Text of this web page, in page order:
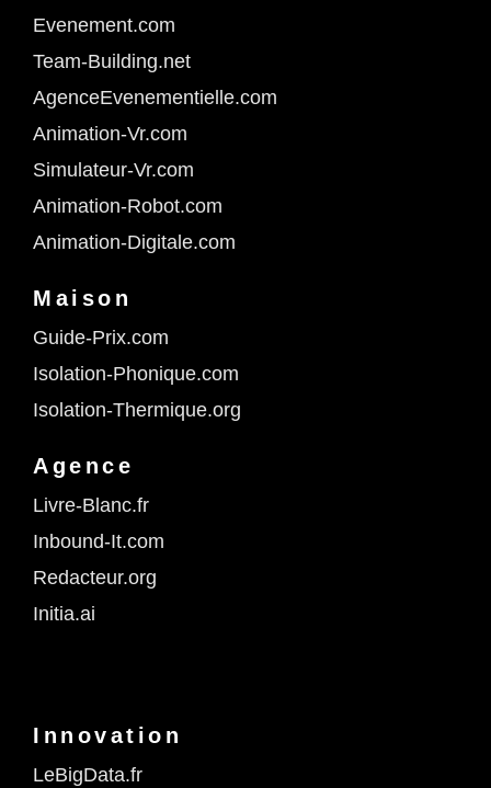
Evenement.com
Team-Building.net
AgenceEvenementielle.com
Animation-Vr.com
Simulateur-Vr.com
Animation-Robot.com
Animation-Digitale.com
Maison
Guide-Prix.com
Isolation-Phonique.com
Isolation-Thermique.org
Agence
Livre-Blanc.fr
Inbound-It.com
Redacteur.org
Initia.ai
Innovation
LeBigData.fr